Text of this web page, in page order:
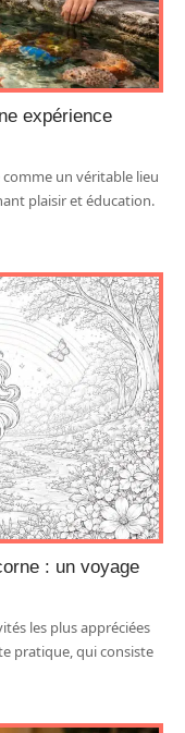
expérience
un véritable lieu
plaisir et éducation.
: un voyage
les plus appréciées
pratique, qui consiste